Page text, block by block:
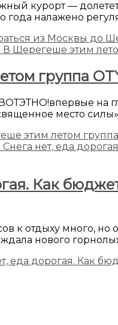
курорт —
года налажено
из Москвы до
группа
на
место
этим летом группа
Как
к отдыху много, но
нового
еда дорогая. Как